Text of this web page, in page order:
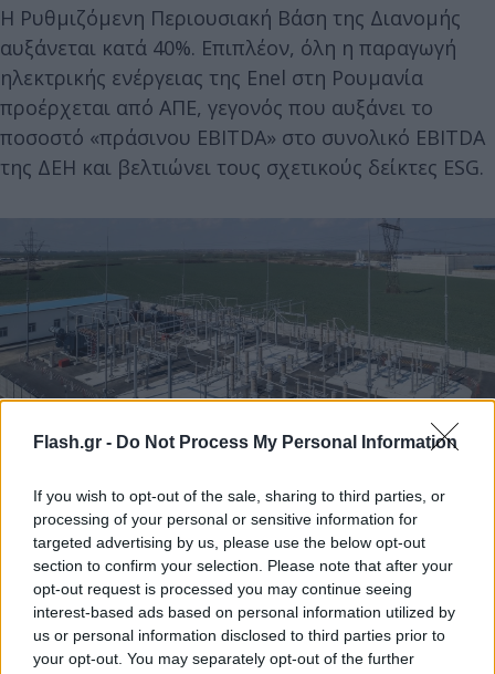
Flash.gr - Do Not Process My Personal Information
If you wish to opt-out of the sale, sharing to third parties, or
processing of your personal or sensitive information for
targeted advertising by us, please use the below opt-out
section to confirm your selection. Please note that after your
opt-out request is processed you may continue seeing
interest-based ads based on personal information utilized by
us or personal information disclosed to third parties prior to
your opt-out. You may separately opt-out of the further
Η Ρυθμιζόμενη Περιουσιακή Βάση της Διανομής
αυξάνεται κατά 40%. Επιπλέον, όλη η παραγωγή
ηλεκτρικής ενέργειας της Enel στη Ρουμανία
προέρχεται από ΑΠΕ, γεγονός που αυξάνει το
ποσοστό «πράσινου EBITDA» στο συνολικό EBITDA
της ΔΕΗ και βελτιώνει τους σχετικούς δείκτες ESG.
Ο Πρόεδρος και Διευθύνων Σύμβουλος της ΔΕΗ, κ.
Γεώργιος Στάσσης, δήλωσε:
«Στόχος της ΔΕΗ είναι να μετατραπεί σε κορυφαία